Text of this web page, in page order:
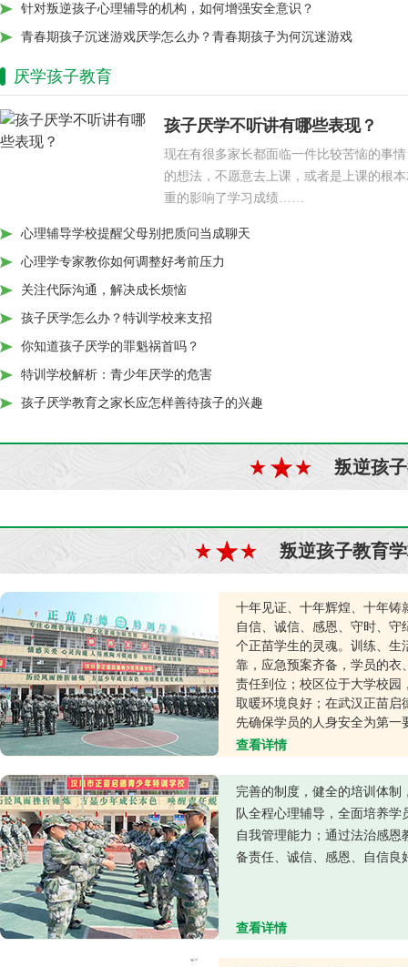
针对叛逆孩子心理辅导的机构，如何增强安全意识？
青春期孩子沉迷游戏厌学怎么办？青春期孩子为何沉迷游戏
厌学孩子教育
孩子厌学不听讲有哪些表现？
现在有很多家长都面临一件比较苦恼的事
的想法，不愿意去上课，或者是上课的根
重的影响了学习成绩……
心理辅导学校提醒父母别把质问当成聊天
心理学专家教你如何调整好考前压力
关注代际沟通，解决成长烦恼
孩子厌学怎么办？特训学校来支招
你知道孩子厌学的罪魁祸首吗？
特训学校解析：青少年厌学的危害
孩子厌学教育之家长应怎样善待孩子的兴趣
叛逆孩
叛逆孩子教育
十年见证、十年辉煌、十年铸
自信、诚信、感恩、守时、守
个正苗学生的灵魂。训练、生
靠，应急预案齐备，学员的衣
责任到位；校区位于大学校园
取暖环境良好；在武汉正苗启
先确保学员的人身安全为第一
查看详情
完善的制度，健全的培训体制
队全程心理辅导，全面培养学
自我管理能力；通过法治感恩
备责任、诚信、感恩、自信良
查看详情